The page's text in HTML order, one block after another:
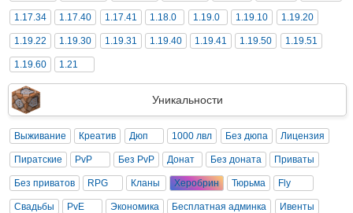
1.17.34 1.17.40 1.17.41 1.18.0 1.19.0 1.19.10 1.19.20
1.19.22 1.19.30 1.19.31 1.19.40 1.19.41 1.19.50 1.19.51
1.19.60 1.21
Уникальности
Выживание Креатив Дюп 1000 лвл Без дюпа Лицензия
Пиратские PvP Без PvP Донат Без доната Приваты
Без приватов RPG Кланы Херобрин Тюрьма Fly
Свадьбы PvE Экономика Бесплатная админка Ивенты